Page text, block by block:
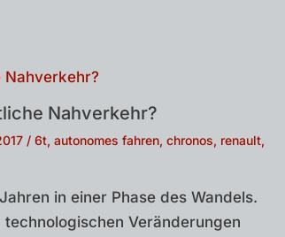
Nahverkehr?
/ 6t, autonomes fahren, chronos, renault,
in einer Phase des Wandels.
Veränderungen